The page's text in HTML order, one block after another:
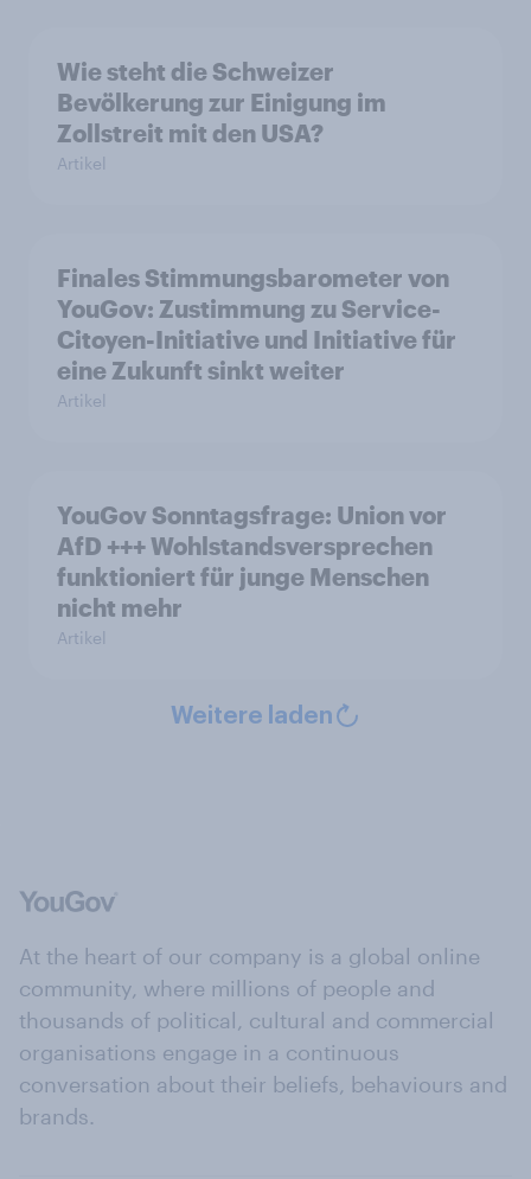
Wie steht die Schweizer
Bevölkerung zur Einigung im
Zollstreit mit den USA?
Artikel
Finales Stimmungsbarometer von
YouGov: Zustimmung zu Service-
Citoyen-Initiative und Initiative für
eine Zukunft sinkt weiter
Artikel
YouGov Sonntagsfrage: Union vor
AfD +++ Wohlstandsversprechen
funktioniert für junge Menschen
nicht mehr
Artikel
Weitere laden
At the heart of our company is a global online
community, where millions of people and
thousands of political, cultural and commercial
organisations engage in a continuous
conversation about their beliefs, behaviours and
brands.